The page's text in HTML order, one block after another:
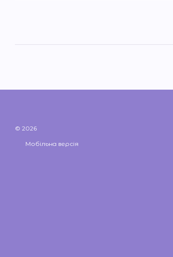
© 2026
Мобільна версія